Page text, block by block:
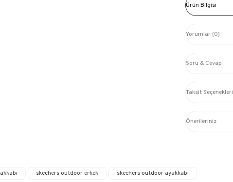
Ürün Bilgisi
Yorumlar (0)
Soru & Cevap
Taksit Seçenekleri
Önerileriniz
skechers outdoor erkek skechers outdoor ayakkabı